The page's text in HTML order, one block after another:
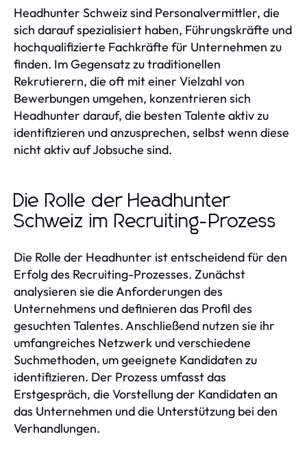
Headhunter Schweiz sind Personalvermittler, die
sich darauf spezialisiert haben, Führungskräfte und
hochqualifizierte Fachkräfte für Unternehmen zu
finden. Im Gegensatz zu traditionellen
Rekrutierern, die oft mit einer Vielzahl von
Bewerbungen umgehen, konzentrieren sich
Headhunter darauf, die besten Talente aktiv zu
identifizieren und anzusprechen, selbst wenn diese
nicht aktiv auf Jobsuche sind.
Die Rolle der Headhunter
Schweiz im Recruiting-Prozess
Die Rolle der Headhunter ist entscheidend für den
Erfolg des Recruiting-Prozesses. Zunächst
analysieren sie die Anforderungen des
Unternehmens und definieren das Profil des
gesuchten Talentes. Anschließend nutzen sie ihr
umfangreiches Netzwerk und verschiedene
Suchmethoden, um geeignete Kandidaten zu
identifizieren. Der Prozess umfasst das
Erstgespräch, die Vorstellung der Kandidaten an
das Unternehmen und die Unterstützung bei den
Verhandlungen.